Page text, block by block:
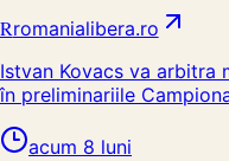
Rromanialibera.ro
Istvan Kovacs va arbitra
în preliminariile
acum 8 luni